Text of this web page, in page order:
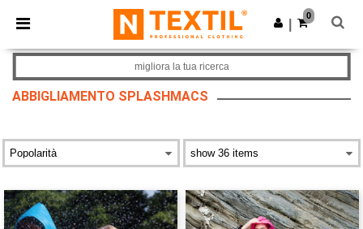
× App Ntextil
Prezzi migliori sull'app!
Scarica app
0
ABBIGLIAMENTO SPLASHMACS
migliora la tua ricerca